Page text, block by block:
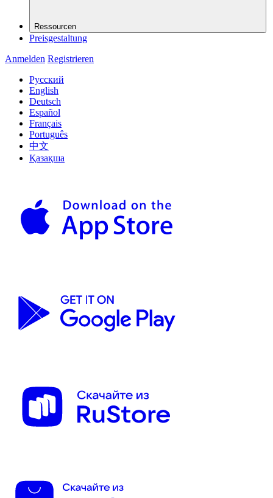
Ressourcen
Preisgestaltung
Anmelden Registrieren
Русский
English
Deutsch
Español
Français
Português
中文
Қазақша